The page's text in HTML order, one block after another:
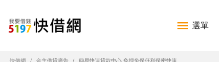
選單
快借網 金主借貸廣告 簡易快速貸款中心 免押免保低利保密快速